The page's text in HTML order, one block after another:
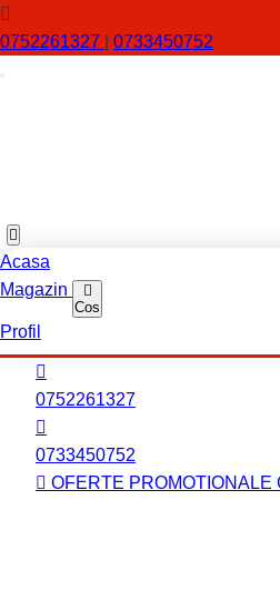
0752261327 0733450752
Acasa
Magazin
Cos
Profil
0752261327
0733450752
OFERTE PROMOTIONALE